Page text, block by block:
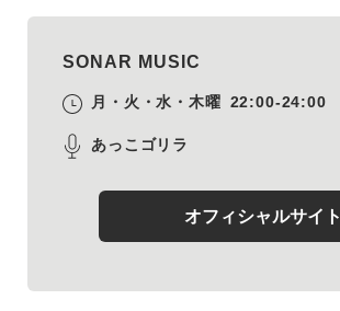
SONAR MUSIC
月・火・水・木曜 22:00-24:00
あっこゴリラ
オフィシャルサイト